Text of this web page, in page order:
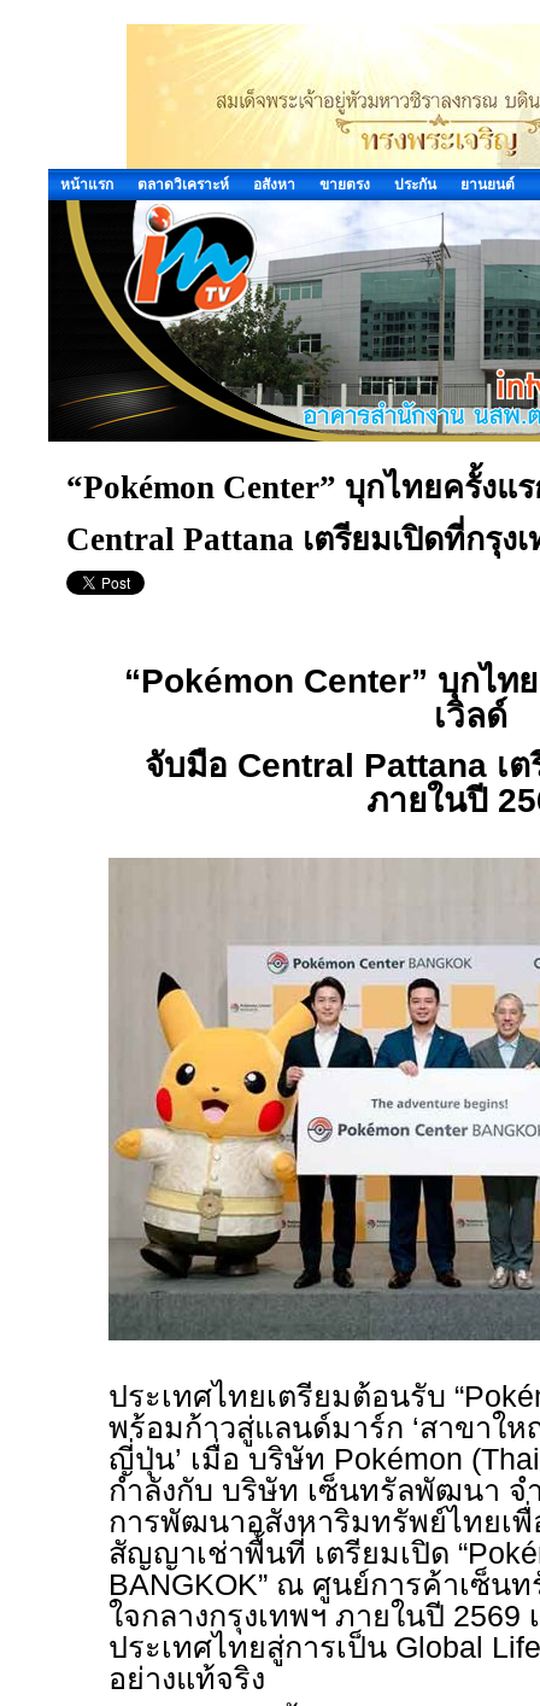
หน้าแรก ตลาดวิเคราะห์ อสังหา ขายตรง ประกัน ยานยนต์
“Pokémon Center” บุกไทยครั้งแ
Central Pattana เตรียมเปิดที่กรุง
“Pokémon Center” บุกไท
เวิลด์
จับมือ Central Pattana เต
ภายในปี
ประเทศไทยเตรียมต้อนรับ
พร้อมก้าวสู่แลนด์มาร์ก ‘สาขาใ
ญี่ปุ่น’ เมื่อ บริษัท Pokémon
กำลังกับ บริษัท เซ็นทรัลพัฒนา
การพัฒนาอสังหาริมทรัพย์ไทยเ
สัญญาเช่าพื้นที่ เตรียมเปิด
BANGKOK” ณ ศูนย์การค้าเซ็น
ใจกลางกรุงเทพฯ ภายในปี
ประเทศไทยสู่การเป็น Global
อย่างแท้จริง